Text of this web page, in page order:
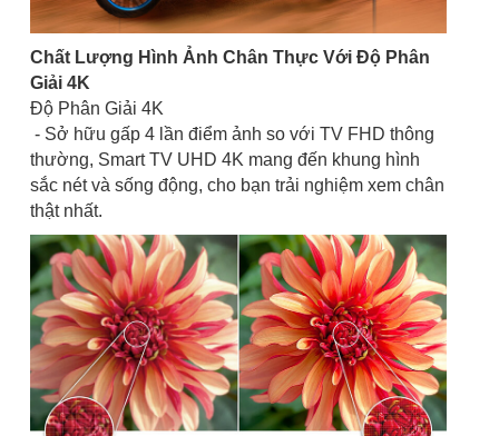
Chất Lượng Hình Ảnh Chân Thực Với Độ Phân
Giải 4K
Độ Phân Giải 4K
- Sở hữu gấp 4 lần điểm ảnh so với TV FHD thông
thường, Smart TV UHD 4K mang đến khung hình
sắc nét và sống động, cho bạn trải nghiệm xem chân
thật nhất.